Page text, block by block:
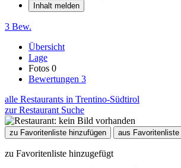
Inhalt melden
3 Bew.
Übersicht
Lage
Fotos 0
Bewertungen 3
alle Restaurants in Trentino-Südtirol
zur Restaurant Suche
zu Favoritenliste hinzufügen aus Favoritenliste
zu Favoritenliste hinzugefügt